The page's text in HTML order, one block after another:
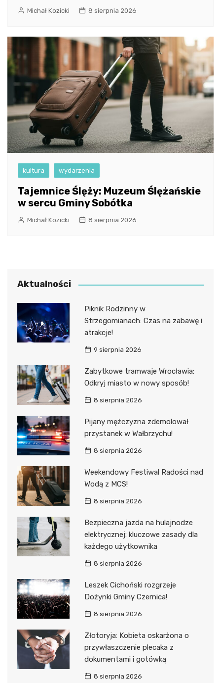
Michał Kozicki 8 sierpnia 2026
kultura wydarzenia
Tajemnice Ślęży: Muzeum Ślężańskie
w sercu Gminy Sobótka
Michał Kozicki 8 sierpnia 2026
Aktualności
Piknik Rodzinny w
Strzegomianach: Czas na zabawę i
atrakcje!
9 sierpnia 2026
Zabytkowe tramwaje Wrocławia:
Odkryj miasto w nowy sposób!
8 sierpnia 2026
Pijany mężczyzna zdemolował
przystanek w Wałbrzychu!
8 sierpnia 2026
Weekendowy Festiwal Radości nad
Wodą z MCS!
8 sierpnia 2026
Bezpieczna jazda na hulajnodze
elektrycznej: kluczowe zasady dla
każdego użytkownika
8 sierpnia 2026
Leszek Cichoński rozgrzeje
Dożynki Gminy Czernica!
8 sierpnia 2026
Złotoryja: Kobieta oskarżona o
przywłaszczenie plecaka z
dokumentami i gotówką
8 sierpnia 2026